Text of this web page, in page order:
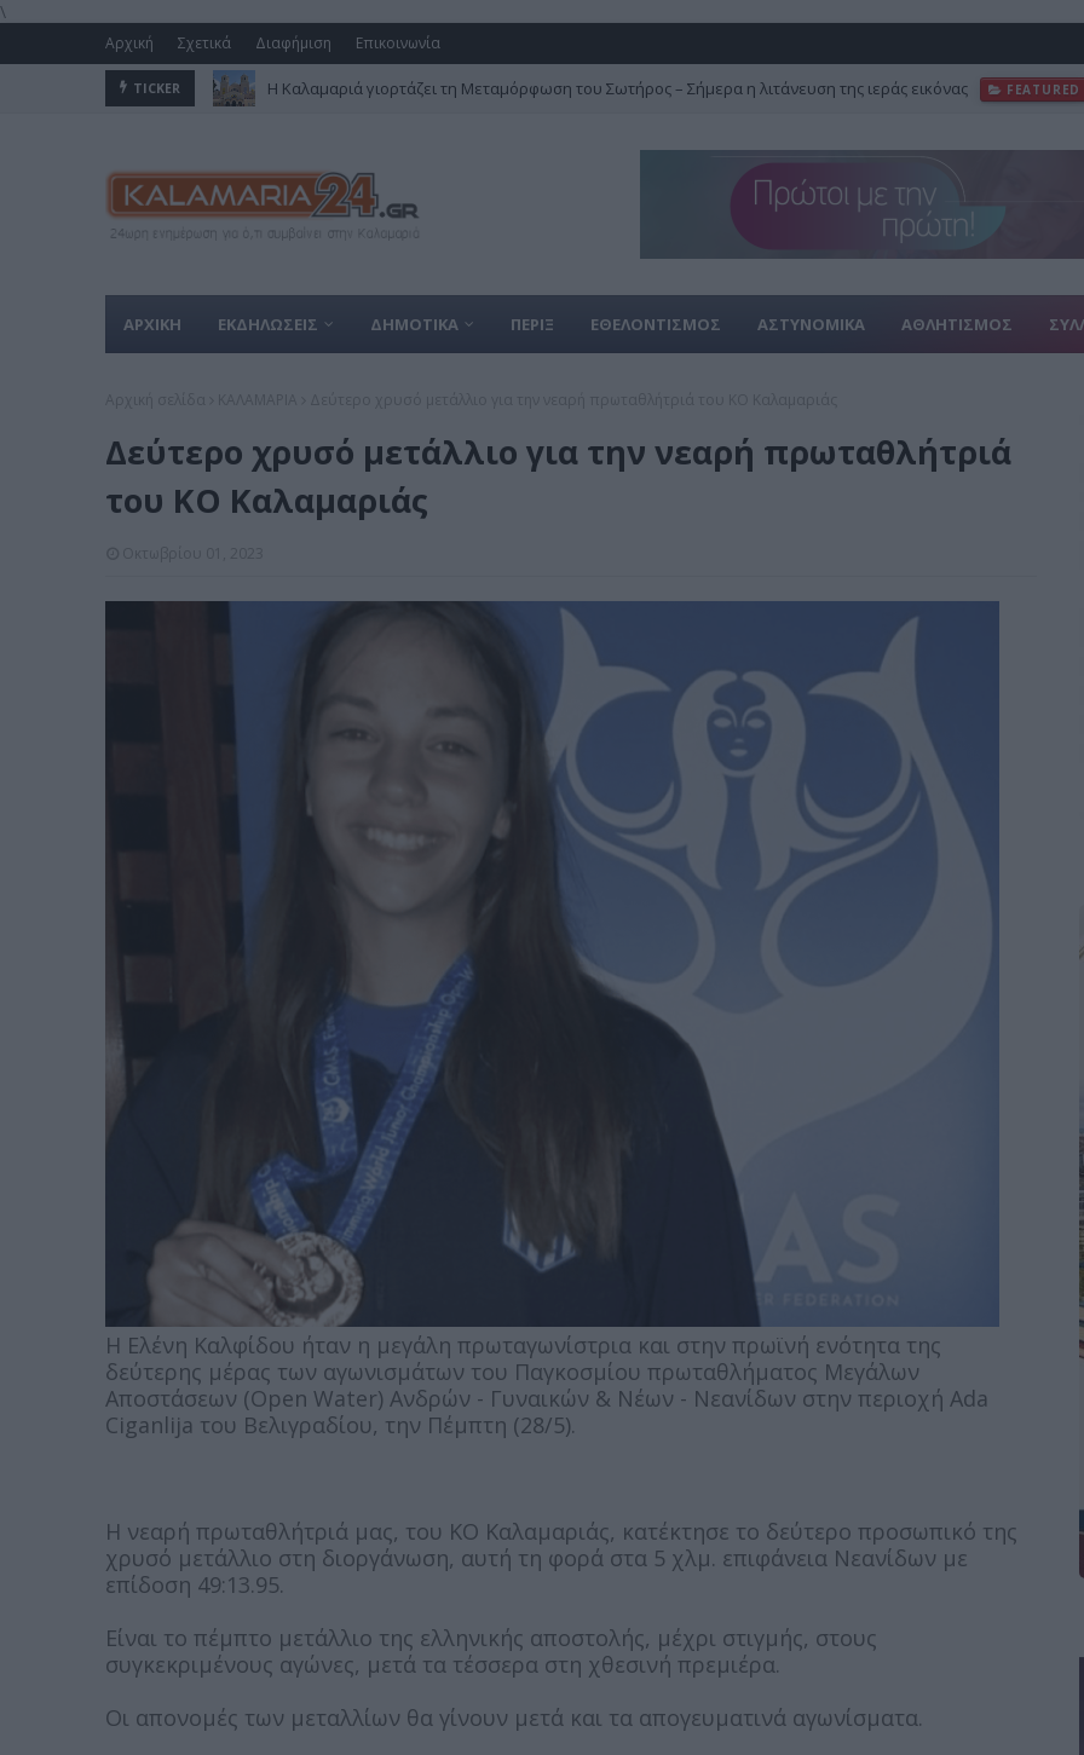
\
Αρχική Σχετικά Διαφήμιση Επικοινωνία
TICKER Μεταμόρφωση του Σωτήρος Χριστού –Μεγάλη Γιορτή 6 Αυγούστου ΕΟΡΤΕΣ
ΑΡΧΙΚΗ ΕΚΔΗΛΩΣΕΙΣ ΔΗΜΟΤΙΚΑ ΠΕΡΙΞ ΕΘΕΛΟΝΤΙΣΜΟΣ ΑΣΤΥΝΟΜΙΚΑ ΑΘΛΗΤΙΣΜΟΣ
Δεύτερο χρυσό μετάλλιο για την νεαρή πρωταθλήτριά
του ΚΟ Καλαμαριάς
Η Ελένη Καλφίδου ήταν η μεγάλη πρωταγωνίστρια και στην πρωϊνή ενότητα της
δεύτερης μέρας των αγωνισμάτων του Παγκοσμίου πρωταθλήματος Μεγάλων
Αποστάσεων (Open Water) Ανδρών - Γυναικών & Νέων - Νεανίδων στην περιοχή Ada
Ciganlija του Βελιγραδίου, την Πέμπτη (28/5).
Η νεαρή πρωταθλήτριά μας, του ΚΟ Καλαμαριάς, κατέκτησε το δεύτερο προσωπικό της
χρυσό μετάλλιο στη διοργάνωση, αυτή τη φορά στα 5 χλμ. επιφάνεια Νεανίδων με
επίδοση 49:13.95.
Είναι το πέμπτο μετάλλιο της ελληνικής αποστολής, μέχρι στιγμής, στους
συγκεκριμένους αγώνες, μετά τα τέσσερα στη χθεσινή πρεμιέρα.
Οι απονομές των μεταλλίων θα γίνουν μετά και τα απογευματινά αγωνίσματα.